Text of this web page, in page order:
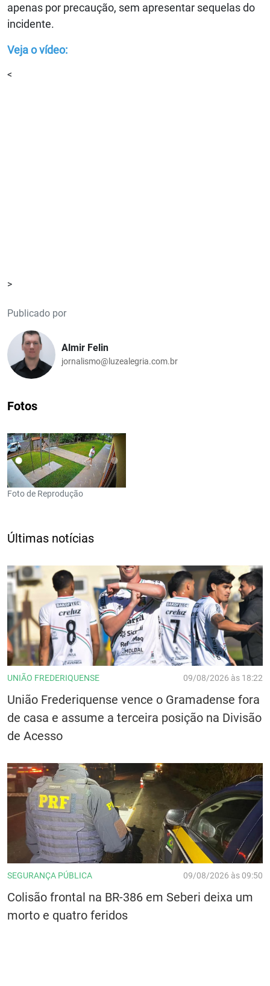
apenas por precaução, sem apresentar sequelas do
incidente.
Veja o vídeo:
<
>
Publicado por
Almir Felin
jornalismo@luzealegria.com.br
Fotos
Foto de Reprodução
Últimas notícias
UNIÃO FREDERIQUENSE 09/08/2026 às 18:22
União Frederiquense vence o Gramadense fora
de casa e assume a terceira posição na Divisão
de Acesso
SEGURANÇA PÚBLICA 09/08/2026 às 09:50
Colisão frontal na BR-386 em Seberi deixa um
morto e quatro feridos